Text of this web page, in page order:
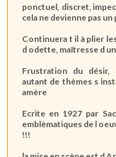
ponctuel, discret,
cela ne devienne pas
Continuera t il à plier
d odette, maîtresse d
Frustration du désir,
autant de thèmes s
amère
Ecrite en 1927 par
emblèmatiques de l
!!!